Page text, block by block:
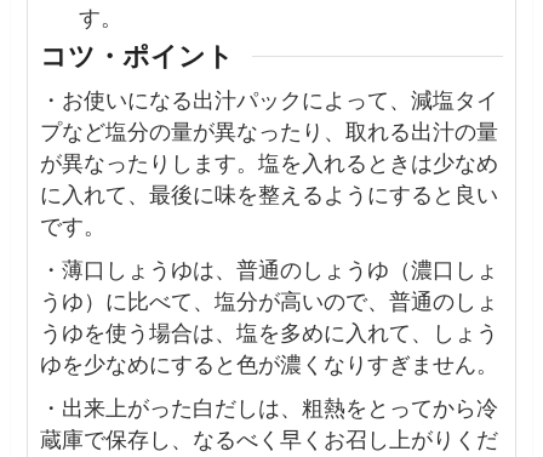
す。
コツ・ポイント
・お使いになる出汁パックによって、減塩タイ
プなど塩分の量が異なったり、取れる出汁の量
が異なったりします。塩を入れるときは少なめ
に入れて、最後に味を整えるようにすると良い
です。
・薄口しょうゆは、普通のしょうゆ（濃口しょ
うゆ）に比べて、塩分が高いので、普通のしょ
うゆを使う場合は、塩を多めに入れて、しょう
ゆを少なめにすると色が濃くなりすぎません。
・出来上がった白だしは、粗熱をとってから冷
蔵庫で保存し、なるべく早くお召し上がりくだ